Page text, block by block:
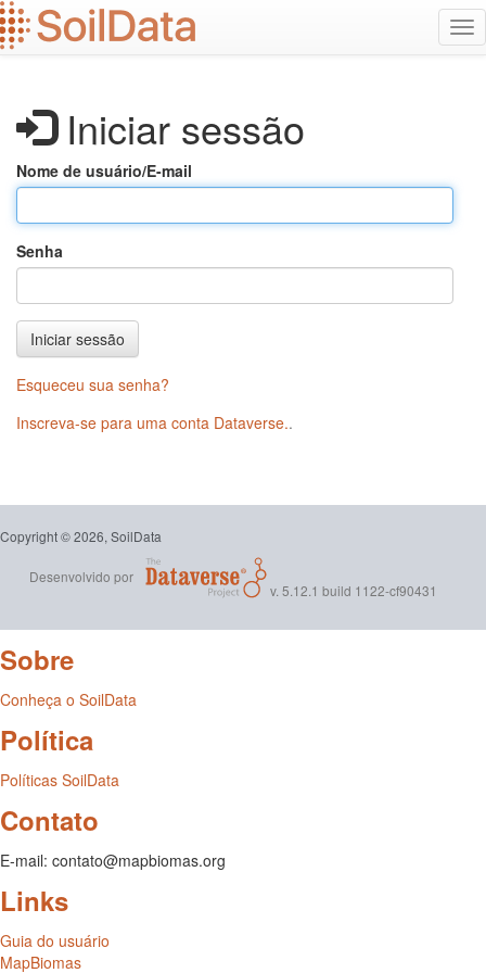
Ir
para
o
Iniciar sessão
Nome de usuário/E-mail
Senha
Iniciar sessão
Esqueceu sua senha?
Inscreva-se para uma conta Dataverse..
Copyright © 2026, SoilData
Desenvolvido por
v. 5.12.1 build 1122-cf90431
Sobre
Conheça o SoilData
Política
Políticas SoilData
Contato
E-mail: contato@mapbiomas.org
Links
Guia do usuário
MapBiomas